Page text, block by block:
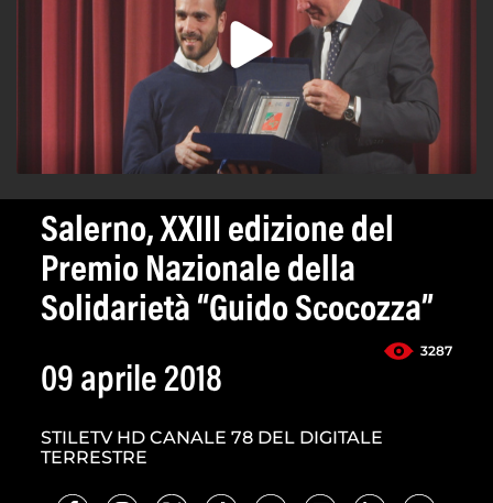
Salerno, XXIII edizione del
Premio Nazionale della
Solidarietà “Guido Scocozza”
3287
09 aprile 2018
STILETV HD CANALE 78 DEL DIGITALE
TERRESTRE